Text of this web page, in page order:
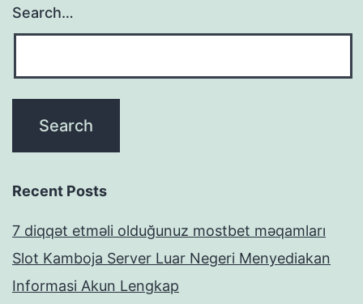
Search…
Recent Posts
7 diqqət etməli olduğunuz mostbet məqamları
Slot Kamboja Server Luar Negeri Menyediakan
Informasi Akun Lengkap